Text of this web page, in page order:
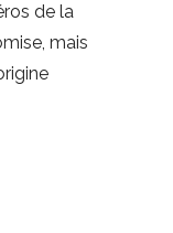
de la
mais